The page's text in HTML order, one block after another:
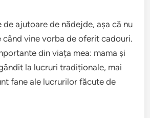
de ajutoare de nădejde, așa că nu
vine vorba de oferit cadouri.
din viața mea: mama și
la lucruri tradiționale, mai
fane ale lucrurilor făcute de